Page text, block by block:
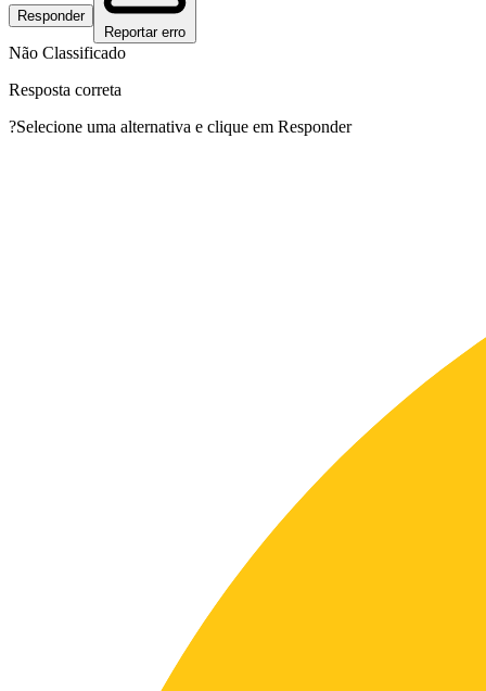
Responder
Reportar erro
Não Classificado
Resposta correta
?Selecione uma alternativa e clique em Responder